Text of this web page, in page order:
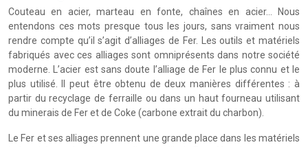
Couteau en acier, marteau en fonte, chaînes en acier… Nous
entendons ces mots presque tous les jours, sans vraiment nous
rendre compte qu’il s’agit d’alliages de Fer. Les outils et matériels
fabriqués avec ces alliages sont omniprésents dans notre société
moderne. L’acier est sans doute l’alliage de Fer le plus connu et le
plus utilisé. Il peut être obtenu de deux manières différentes : à
partir du recyclage de ferraille ou dans un haut fourneau utilisant
du minerais de Fer et de Coke (carbone extrait du charbon).
Le Fer et ses alliages prennent une grande place dans les matériels